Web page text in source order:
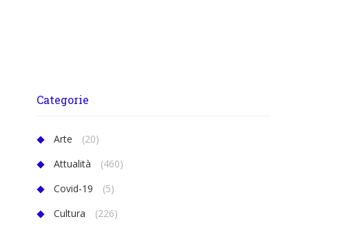
Categorie
Arte
(20)
Attualità
(460)
Covid-19
(5)
Cultura
(226)